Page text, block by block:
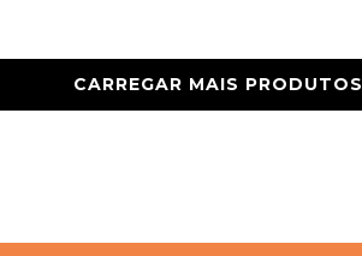
CARREGAR MAIS PRODUTOS